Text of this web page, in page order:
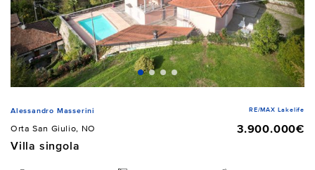
Alessandro Masserini RE/MAX Lakelife
Orta San Giulio, NO
3.900.000€
Villa singola